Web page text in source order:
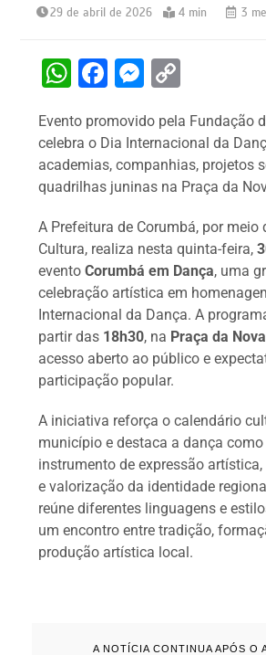
29 de abril de 2026 4 min 3
W
at
s
A
p
p
F
c
e
b
o
o
k
M
s
s
e
n
g
er
p
y
Li
n
k
Evento promovido pela Fundação
celebra o Dia Internacional da
academias, companhias, projetos
quadrilhas juninas na Praça da
A Prefeitura de Corumbá, por meio
Cultura, realiza nesta quinta-feira,
eventoCorumbá em Dança, uma
celebração artística em
Internacional da Dança. A
partir das 18h30, na Praça da
acesso aberto ao público e
participação popular.
A iniciativa reforça o calendário
município e destaca a dança
instrumento de expressão
e valorização da identidade
reúne diferentes linguagens e
um encontro entre tradição,
produção artística local.
A NOTÍCIA CONTINUA APÓS O